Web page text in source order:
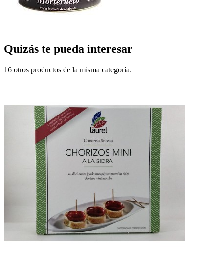
Quizás te pueda interesar
16 otros productos de la misma categoría: